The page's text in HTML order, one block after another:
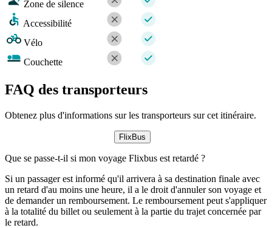
Zone de silence
Accessibilité
Vélo
Couchette
FAQ des transporteurs
Obtenez plus d'informations sur les transporteurs sur cet itinéraire.
FlixBus
Que se passe-t-il si mon voyage Flixbus est retardé ?
Si un passager est informé qu'il arrivera à sa destination finale avec
un retard d'au moins une heure, il a le droit d'annuler son voyage et
de demander un remboursement. Le remboursement peut s'appliquer
à la totalité du billet ou seulement à la partie du trajet concernée par
le retard.